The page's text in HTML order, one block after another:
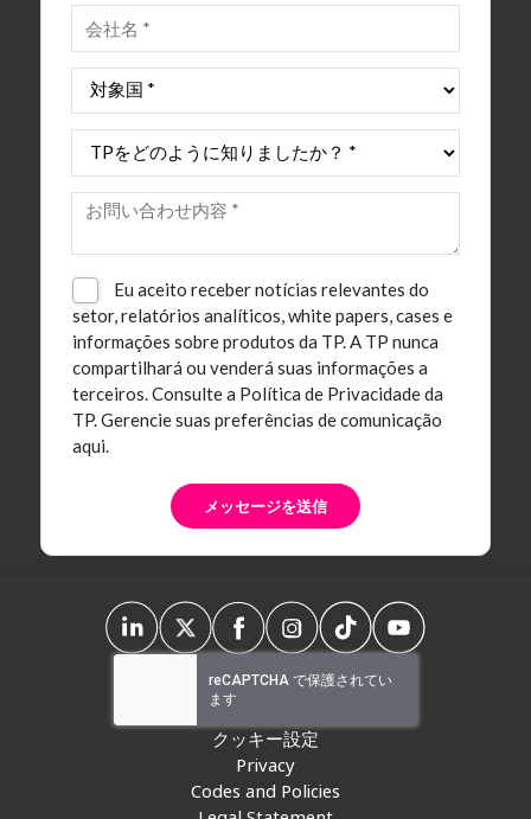
Eu aceito receber notícias relevantes do
setor, relatórios analíticos, white papers, cases e
informações sobre produtos da TP. A TP nunca
compartilhará ou venderá suas informações a
terceiros.Consulte a Política de Privacidade da
TP.Gerencie suas preferências de comunicação
aqui.
クッキー設定
Privacy
Codes and Policies